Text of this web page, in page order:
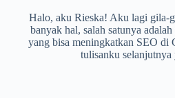
Halo, aku Rieska! Aku lagi gila-
banyak hal, salah satunya
yang bisa meningkatkan SEO di
tulisanku selanjutnya